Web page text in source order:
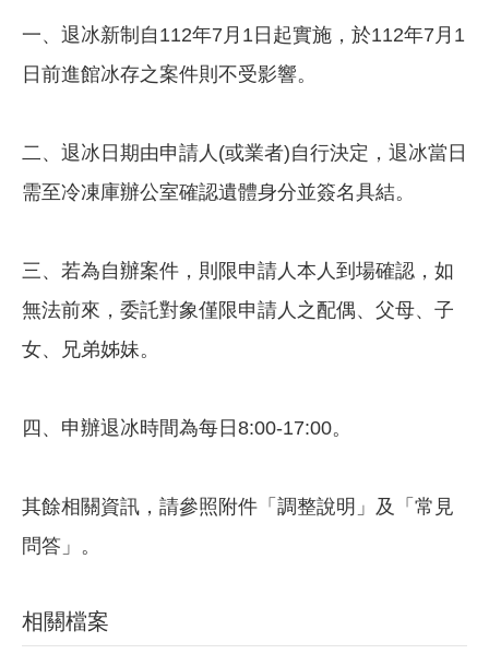
一、退冰新制自112年7月1日起實施，於112年7月1
日前進館冰存之案件則不受影響。
二、退冰日期由申請人(或業者)自行決定，退冰當日
需至冷凍庫辦公室確認遺體身分並簽名具結。
三、若為自辦案件，則限申請人本人到場確認，如
無法前來，委託對象僅限申請人之配偶、父母、子
女、兄弟姊妹。
四、申辦退冰時間為每日8:00-17:00。
其餘相關資訊，請參照附件「調整說明」及「常見
問答」。
相關檔案